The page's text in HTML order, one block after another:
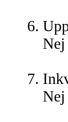
Nej
Nej